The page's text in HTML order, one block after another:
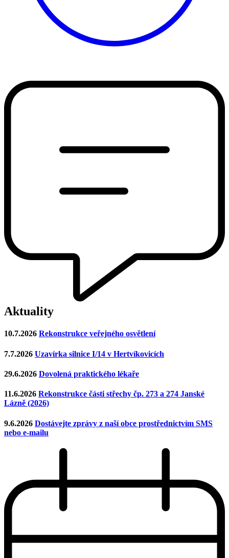
Aktuality
10.7.2026 Rekonstrukce veřejného osvětlení
7.7.2026 Uzavírka silnice I/14 v Hertvíkovicích
29.6.2026 Dovolená praktického lékaře
11.6.2026 Rekonstrukce části střechy čp. 273 a 274 Janské
Lázně (2026)
9.6.2026 Dostávejte zprávy z naší obce prostřednictvím SMS
nebo e-mailu